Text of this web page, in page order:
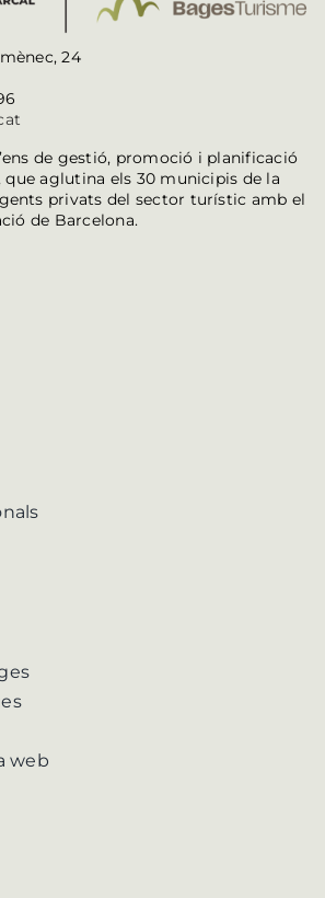
24
de gestió, promoció i planificació
aglutina els 30 municipis de la
privats del sector turístic amb el
de Barcelona.
web